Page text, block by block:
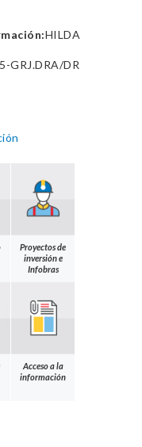
HILDA
GRJ.DRA/DR
Proyectos de
inversión e
Infobras
Acceso a la
información